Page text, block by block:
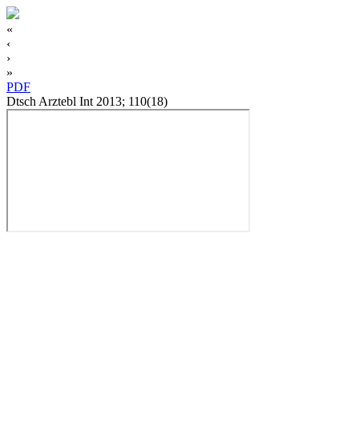
«
‹
›
»
PDF
Dtsch Arztebl Int 2013; 110(18)